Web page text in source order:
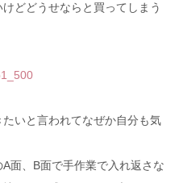
どどうせならと買ってしまう
いと言われてなぜか自分も気
面、B面で手作業で入れ返さな